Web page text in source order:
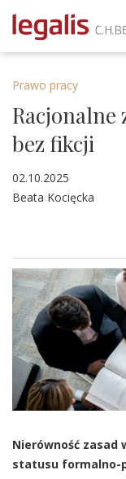
Prawo pracy
Racjonalne
bez fikcji
02.10.2025
Beata Kocięcka
Nierówność zasad
statusu formalno-